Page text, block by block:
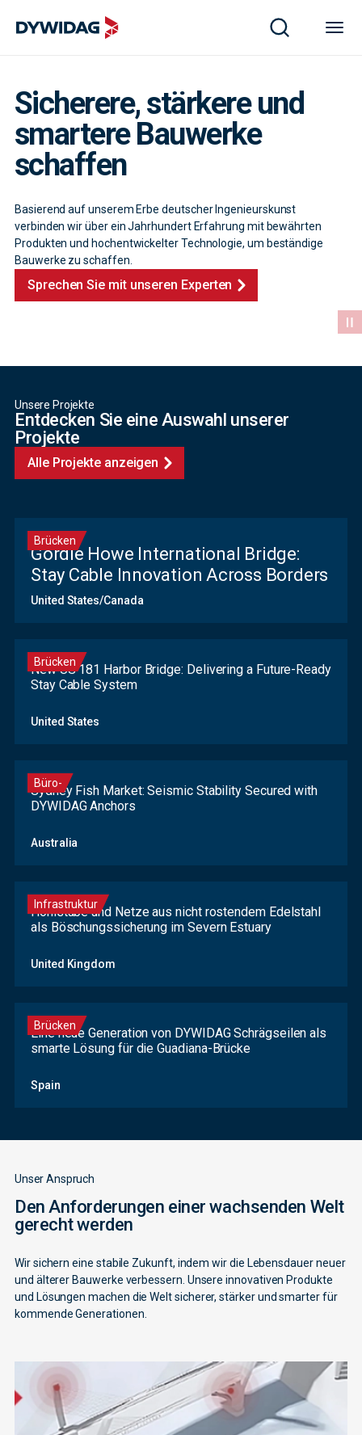
Sicherere, stärkere und
smartere Bauwerke
schaffen
Basierend auf unserem Erbe deutscher Ingenieurskunst
verbinden wir über ein Jahrhundert Erfahrung mit bewährten
Produkten und hochentwickelter Technologie, um beständige
Bauwerke zu schaffen.
Sprechen Sie mit unseren Experten
Unsere Projekte
Entdecken Sie eine Auswahl unserer
Projekte
Alle Projekte anzeigen
Brücken
Gordie Howe International Bridge:
Stay Cable Innovation Across Borders
United States/Canada
Brücken
New US 181 Harbor Bridge: Delivering a Future-Ready
Stay Cable System
United States
Büro-
Sydney Fish Market: Seismic Stability Secured with
DYWIDAG Anchors
Australia
Infrastruktur
Hohlstäbe und Netze aus nicht rostendem Edelstahl
als Böschungssicherung im Severn Estuary
United Kingdom
Brücken
Eine neue Generation von DYWIDAG Schrägseilen als
smarte Lösung für die Guadiana-Brücke
Spain
Unser Anspruch
Den Anforderungen einer wachsenden Welt
gerecht werden
Wir sichern eine stabile Zukunft, indem wir die Lebensdauer neuer
und älterer Bauwerke verbessern. Unsere innovativen Produkte
und Lösungen machen die Welt sicherer, stärker und smarter für
kommende Generationen.